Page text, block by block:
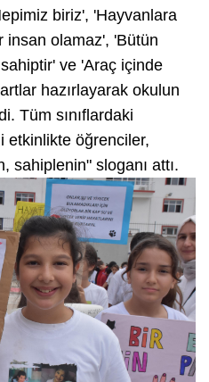
biriz', 'Hayvanlara
insan olamaz', 'Bütün
ve 'Araç içinde
hazırlayarak okulun
Tüm sınıflardaki
etkinlikte öğrenciler,
sahiplenin" sloganı attı.